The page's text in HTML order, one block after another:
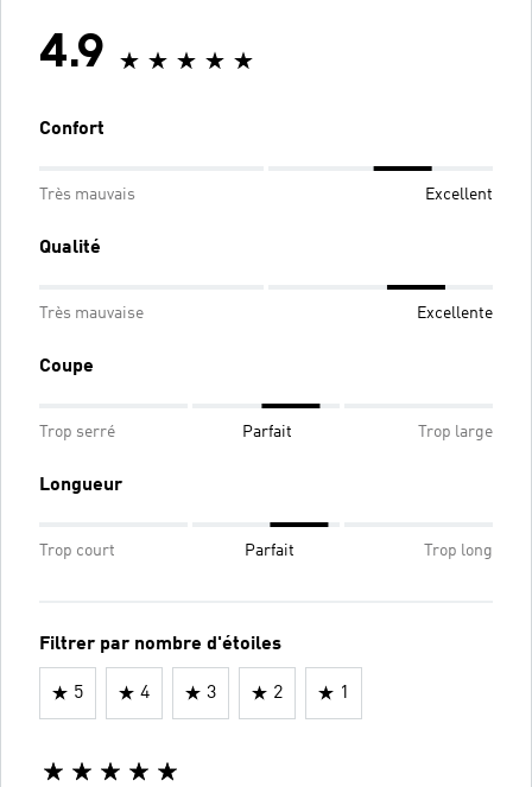
4.9
Confort
Très mauvais Excellent
Qualité
Très mauvaise Excellente
Coupe
Trop serré Parfait Trop large
Longueur
Trop court Parfait Trop long
Filtrer par nombre d'étoiles
5 4 3 2 1